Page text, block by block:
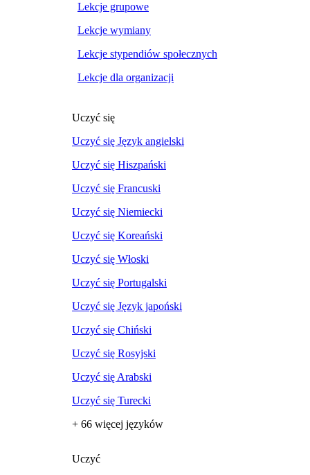
Lekcje grupowe
Lekcje wymiany
Lekcje stypendiów społecznych
Lekcje dla organizacji
Uczyć się
Uczyć się Język angielski
Uczyć się Hiszpański
Uczyć się Francuski
Uczyć się Niemiecki
Uczyć się Koreański
Uczyć się Włoski
Uczyć się Portugalski
Uczyć się Język japoński
Uczyć się Chiński
Uczyć się Rosyjski
Uczyć się Arabski
Uczyć się Turecki
+ 66 więcej języków
Uczyć